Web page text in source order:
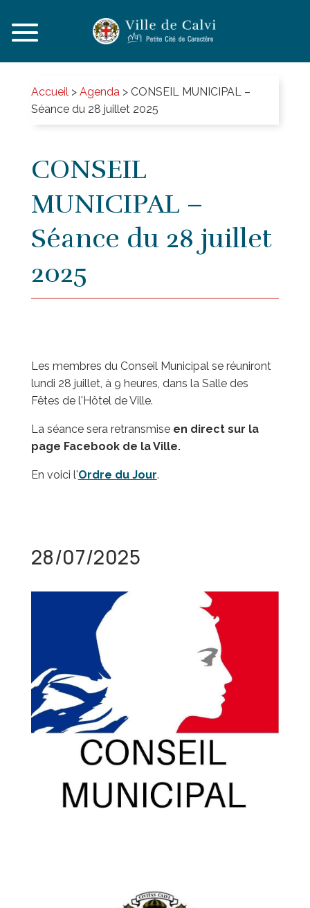
Accueil> Agenda> CONSEIL MUNICIPAL –
Séance du 28 juillet 2025
CONSEIL
MUNICIPAL –
Séance du 28 juillet
2025
28/07/2025
Les membres du Conseil Municipal se réuniront
lundi 28 juillet, à 9 heures, dans la Salle des
Fêtes de l'Hôtel de Ville.
La séance sera retransmise en direct sur la
page Facebook de la Ville.
En voici l'Ordre du Jour.